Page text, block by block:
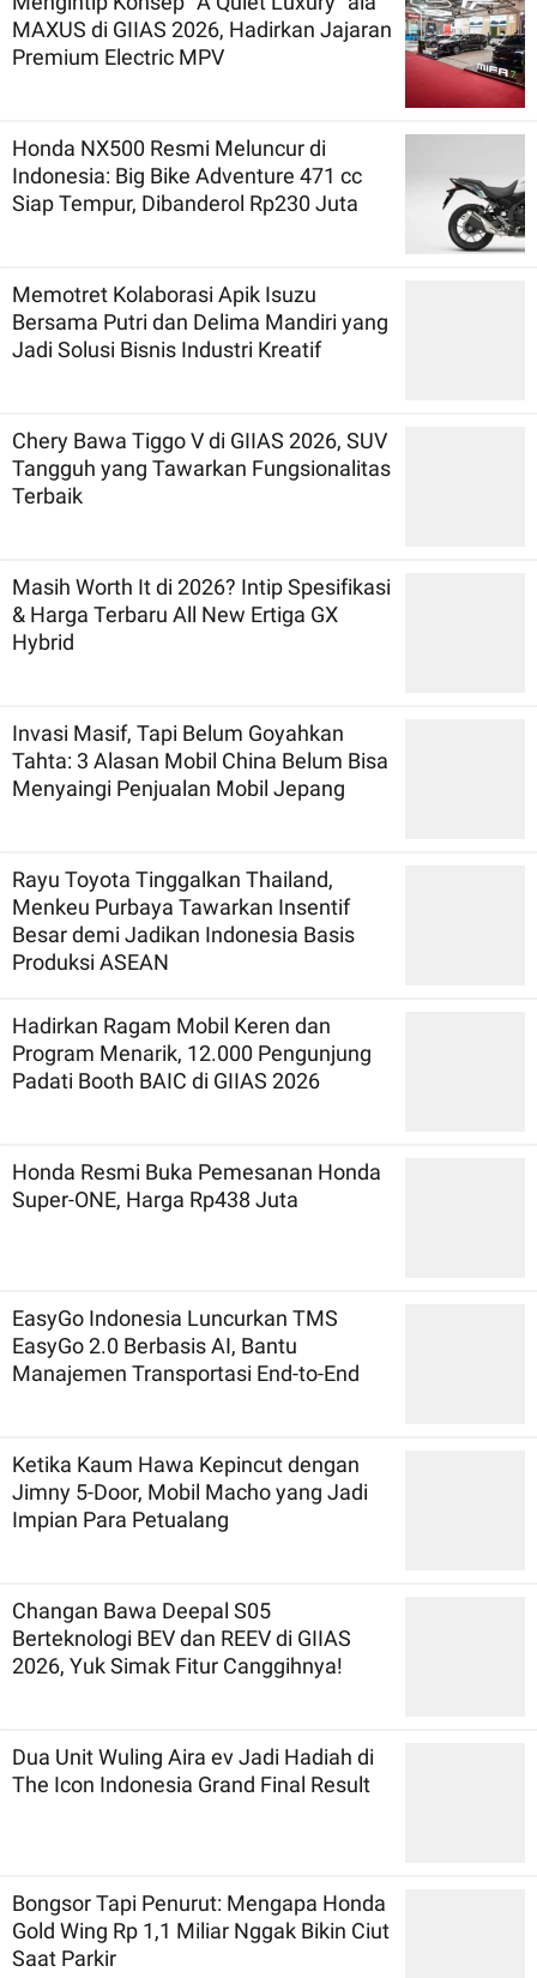
MAXUS di GIIAS 2026, Hadirkan Jajaran
Premium Electric MPV
Honda NX500 Resmi Meluncur di
Indonesia: Big Bike Adventure 471 cc
Siap Tempur, Dibanderol Rp230 Juta
Memotret Kolaborasi Apik Isuzu
Bersama Putri dan Delima Mandiri yang
Jadi Solusi Bisnis Industri Kreatif
Chery Bawa Tiggo V di GIIAS 2026, SUV
Tangguh yang Tawarkan Fungsionalitas
Terbaik
Masih Worth It di 2026? Intip Spesifikasi
& Harga Terbaru All New Ertiga GX
Hybrid
Invasi Masif, Tapi Belum Goyahkan
Tahta: 3 Alasan Mobil China Belum Bisa
Menyaingi Penjualan Mobil Jepang
Rayu Toyota Tinggalkan Thailand,
Menkeu Purbaya Tawarkan Insentif
Besar demi Jadikan Indonesia Basis
Produksi ASEAN
Hadirkan Ragam Mobil Keren dan
Program Menarik, 12.000 Pengunjung
Padati Booth BAIC di GIIAS 2026
Honda Resmi Buka Pemesanan Honda
Super-ONE, Harga Rp438 Juta
EasyGo Indonesia Luncurkan TMS
EasyGo 2.0 Berbasis AI, Bantu
Manajemen Transportasi End-to-End
Ketika Kaum Hawa Kepincut dengan
Jimny 5-Door, Mobil Macho yang Jadi
Impian Para Petualang
Changan Bawa Deepal S05
Berteknologi BEV dan REEV di GIIAS
2026, Yuk Simak Fitur Canggihnya!
Dua Unit Wuling Aira ev Jadi Hadiah di
The Icon Indonesia Grand Final Result
Bongsor Tapi Penurut: Mengapa Honda
Gold Wing Rp 1,1 Miliar Nggak Bikin Ciut
Saat Parkir